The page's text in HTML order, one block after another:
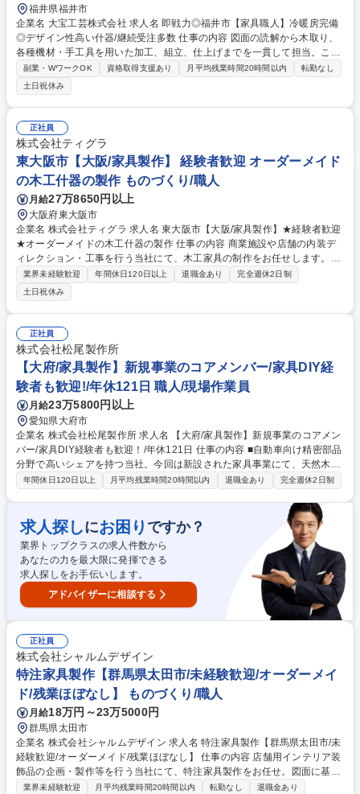
福井県福井市
企業名 大宝工芸株式会社 求人名 即戦力◎福井市【家具職人】冷暖房完備
◎デザイン性高い什器/継続受注多数 仕事の内容 図面の読解から木取り、
各種機材・手工具を用いた加工、組立、仕上げまでを一貫して担当。これ
までのご経験に応じた案件をお任せします。 【主な機材】CNCマシニン
グセンター HOMAG、スライドソー ALTENDORF 【強み】最新鋭の3次元
複合NCルーター等デジタル設備と、熟練職人の繊細な「手仕事」を融合
させたワンストップの一貫生産体制 【施工事例】めがねミュージアム、グ
ランディア芳泉 料亭ことぶき、石川県立図書館、バブアー(大丸東京店な
ど）、セサミストリートマーケット（阪神梅田本店など）他 工場・設備内
のみの作業であり、建物の加工/改変等の取り付け業務はありません。 募
集職種 即戦力◎福井市【家具職人】冷暖房完備◎デザイン性高い什器/継
続受注多数
副業・WワークOK 資格取得支援あり 月平均残業時間20時間以内
転勤なし
土日祝休み
正社員
株式会社ティグラ
東大阪市【大阪/家具製作】 経験者歓迎 オーダーメイド
の木工什器の製作 ものづくり/職人
月給27万8650円以上
大阪府東大阪市
企業名 株式会社ティグラ 求人名 東大阪市【大阪/家具製作】★経験者歓迎
★オーダーメイドの木工什器の製作 仕事の内容 商業施設や店舗の内装デ
ィレクション・工事を行う当社にて、木工家具の制作をお任せします。オ
リジナリティ溢れる装飾が強みで、本社の工場でオーダーメイドの家具、
什器を製作しております！ 【具体的には】NCルータ、昇降盤、パネルソ
ー、バンドソー、ボール盤など工作機械による裁断やプレスによる木材シ
ートの圧着、サンダーでのやすりがけ、インパクトドライバーやタッカー
での組立作業、検品、梱包や出荷、荷受け作業など製作に関わる一連の業
務をお願いします。 ※採用背景：業績好調に伴う採用強化です。 募集職
種 東大阪市【大阪/家具製作】★経験者歓迎★オーダーメイドの木工什器
の製作
業界未経験歓迎 年間休日120日以上 退職金あり
完全週休2日制
土日祝休み
正社員
株式会社松尾製作所
【大府/家具製作】新規事業のコアメンバー/家具DIY経
験者も歓迎!/年休121日 職人/現場作業員
月給23万5800円以上
愛知県大府市
企業名 株式会社松尾製作所 求人名 【大府/家具製作】新規事業のコアメン
バー/家具DIY経験者も歓迎！/年休121日 仕事の内容 ■自動車向け精密部品
分野で高いシェアを持つ当社。今回は新設された家具事業にて、天然木と
レジンを組み合わせた完全オーダーメイド家具の製造を担う、家具製作職
顧客の要望に合わせた一点物の家具製作をお任せ。■具体的には木材の選
定・加工、レジンの流し込み、研磨・塗装、デザイン担当との連携、品質
確認等を行います。■【ミッション】立ち上げ期における製造プロセスの
確立と、高品質な製品の安定供給。■将来的には、培った技術を活かして
新製品の企画や、製造ラインのリーダーへのキャリアアップも可能です。
募集職種 【大府/家具製作】新規事業のコアメンバー/家具DIY経験者も歓
迎！/年休121日
年間休日120日以上 月平均残業時間20時間以内 退職金あり 完全週休2日制
求人探しにお困り ですか？
業界トップクラスの求人件数から
あなたの力を最大限に発揮できる
求人探しをお手伝いします。
アドバイザーに相談する
正社員
株式会社シャルムデザイン
特注家具製作【群馬県太田市/未経験歓迎/オーダーメイ
ド/残業ほぼなし】 ものづくり/職人
月給18万円～23万5000円
群馬県太田市
企業名 株式会社シャルムデザイン 求人名 特注家具製作【群馬県太田市/未
経験歓迎/オーダーメイド/残業ほぼなし】 仕事の内容 店舗用インテリア装
飾品の企画・製作等を行う当社にて、特注家具製作をお任せ。図面に基づ
き、木材・金属・アクリル等を用いた、パチンコホールや店舗向けの什
業界未経験歓迎 月平均残業時間20時間以内 転勤なし
退職金あり